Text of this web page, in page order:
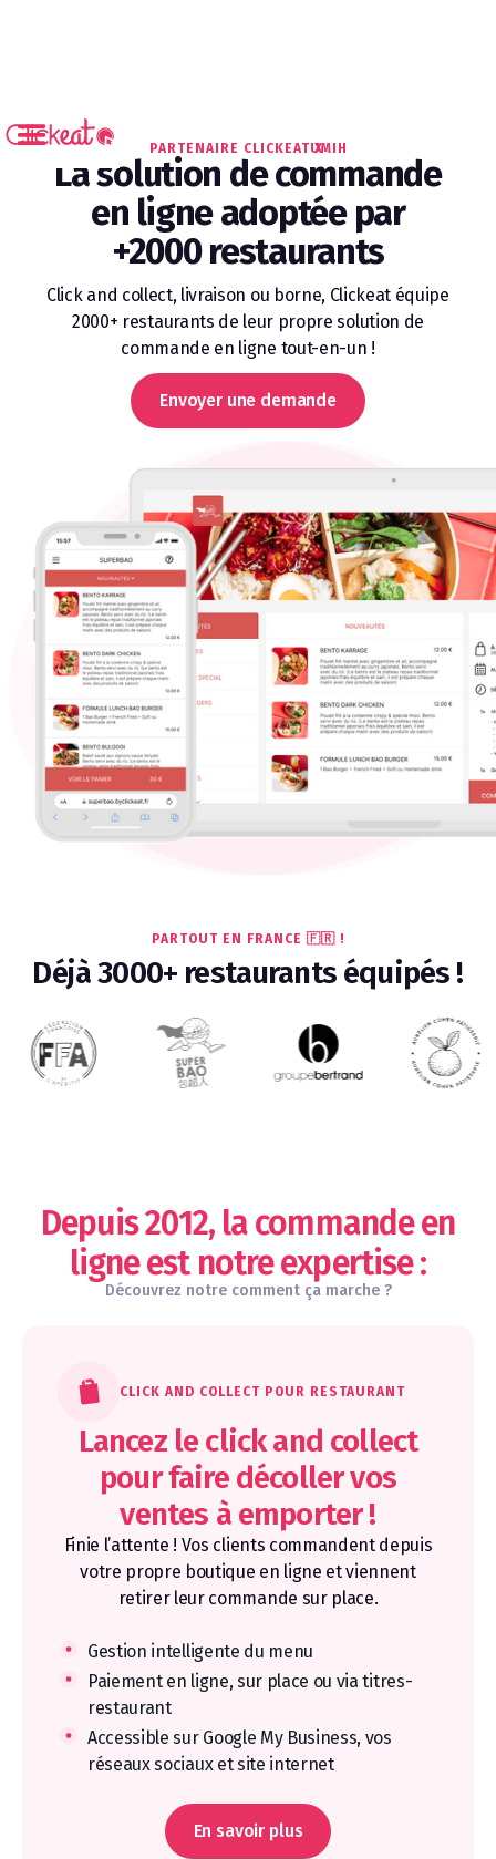
PARTENAIRE CLICKEAT XUMIH
La solution de commande
en ligne adoptée par
+2000 restaurants
Click and collect, livraison ou borne, Clickeat équipe
2000+ restaurants de leur propre solution de
commande en ligne tout-en-un !
Envoyer une demande
PARTOUT EN FRANCE 🇫🇷 !
Déjà 3000+ restaurants équipés !
Depuis 2012, la commande en
ligne est notre expertise :
Découvrez notre comment ça marche ?
CLICK AND COLLECT POUR RESTAURANT
Lancez le click and collect
pour faire décoller vos
ventes à emporter !
Finie l’attente ! Vos clients commandent depuis
votre propre boutique en ligne et viennent
retirer leur commande sur place.
Gestion intelligente du menu
Paiement en ligne, sur place ou via titres-
restaurant
Accessible sur Google My Business, vos
réseaux sociaux et site internet
En savoir plus